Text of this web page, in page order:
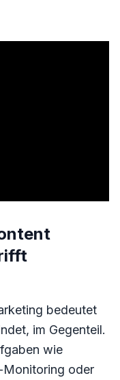
bedeutet
im Gegenteil.
wie
oder